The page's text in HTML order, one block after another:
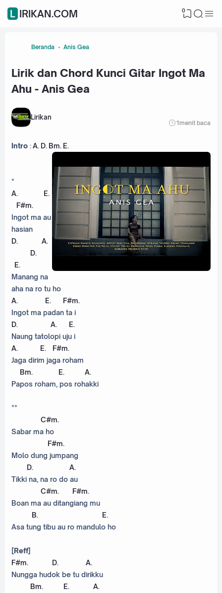
LIRIKAN.COM 0
Beranda Anis Gea
Lirik dan Chord Kunci Gitar Ingot Ma
Ahu - Anis Gea
Lirikan
1menit baca
Intro :A. D. Bm. E.
*
A. E.
F#m.
Ingot ma au
hasian
D. A.
D.
E.
Manang na
aha na ro tu ho
A. E. F#m.
Ingot ma padan ta i
D. A. E.
Naung tatolopi uju i
A. E. F#m.
Jaga dirim jaga roham
Bm. E. A.
Papos roham, pos rohakki
**
C#m.
Sabar ma ho
F#m.
Molo dung jumpang
D. A.
Tikki na, na ro do au
C#m. F#m.
Boan ma au ditangiang mu
B. E.
Asa tung tibu au ro mandulo ho
[Reff]
F#m. D. A.
Nungga hudok be tu dirikku
Bm. E. A.